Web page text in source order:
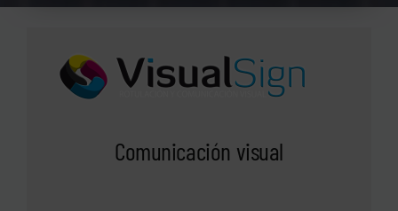
Comunicación visual